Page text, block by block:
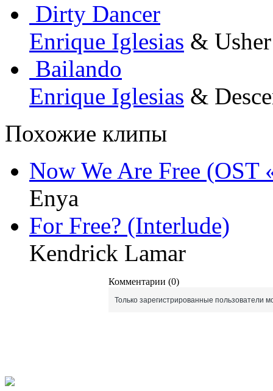
Dirty Dancer
Enrique Iglesias & Usher
Bailando
Enrique Iglesias &
Похожие клипы
Now We Are Free (OST
Enya
For Free? (Interlude)
Kendrick Lamar
Комментарии (0)
Только зарегистрированные пользователи